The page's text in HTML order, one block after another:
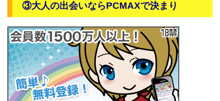
③大人の出会いならPCMAXで決まり